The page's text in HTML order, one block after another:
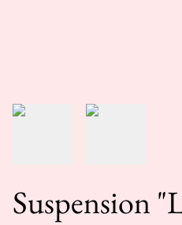
Suspension